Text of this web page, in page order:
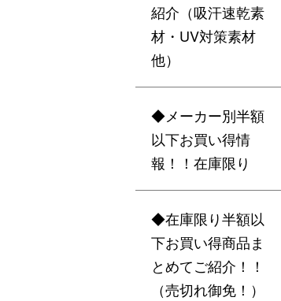
紹介（吸汗速乾素
材・UV対策素材
他）
◆メーカー別半額
以下お買い得情
報！！在庫限り
◆在庫限り半額以
下お買い得商品ま
とめてご紹介！！
（売切れ御免！）